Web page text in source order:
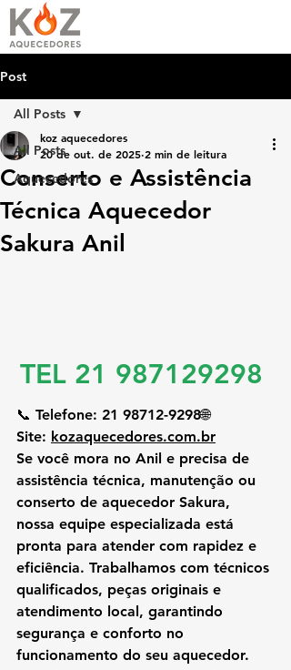
Post
All Posts
Aquecedores
All Posts
Conserto e Assistência
Técnica Aquecedor
Sakura Anil
koz aquecedores
20 de out. de 2025 2 min de leitura
TEL 21 987129298
📞 Telefone: 21 98712-9298🌐
Site: kozaquecedores.com.br
Se você mora no Anil e precisa de
assistência técnica, manutenção ou
conserto de aquecedor Sakura,
nossa equipe especializada está
pronta para atender com rapidez e
eficiência. Trabalhamos com técnicos
qualificados, peças originais e
atendimento local, garantindo
segurança e conforto no
funcionamento do seu aquecedor.